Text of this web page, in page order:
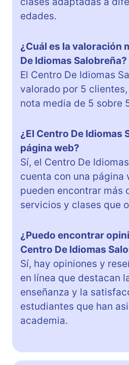
edades.
¿Cuál es la valoración
De Idiomas Salobreña?
El Centro De Idiomas
valorado por 5
nota media de 5 sobre
¿El Centro De Idiomas
página web?
Sí, el Centro De
cuenta con una página
pueden encontrar más
servicios y clases que
¿Puedo encontrar
Centro De Idiomas
Sí, hay opiniones y
en línea que destacan
enseñanza y la
estudiantes que han
academia.